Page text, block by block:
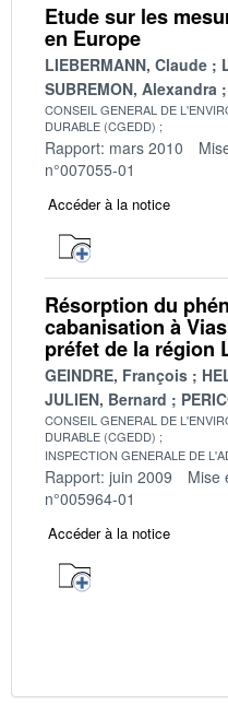
Etude sur les
en Europe
LIEBERMANN, Claude
SUBREMON, Alexandra
CONSEIL GENERAL DE
DURABLE (CGEDD)
Rapport: mars 2010
n°007055-01
Accéder à la notice
Résorption du
cabanisation à
préfet de la région
GEINDRE, François
JULIEN, Bernard
CONSEIL GENERAL DE
DURABLE (CGEDD)
INSPECTION GENERALE DE
Rapport: juin 2009 Mise
n°005964-01
Accéder à la notice